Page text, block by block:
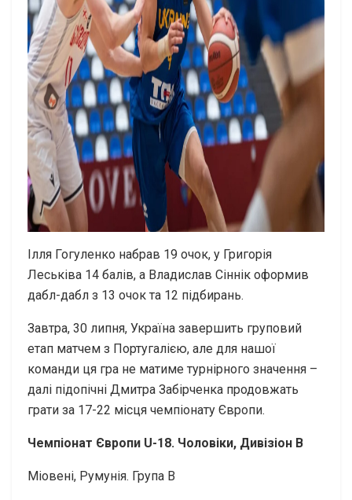
Ілля Гогуленко набрав 19 очок, у Григорія
Леськіва 14 балів, а Владислав Сіннік оформив
дабл-дабл з 13 очок та 12 підбирань.
Завтра, 30 липня, Україна завершить груповий
етап матчем з Португалією, але для нашої
команди ця гра не матиме турнірного значення –
далі підопічні Дмитра Забірченка продовжать
грати за 17-22 місця чемпіонату Європи.
Чемпіонат Європи U-18. Чоловіки, Дивізіон В
Міовені, Румунія. Група В